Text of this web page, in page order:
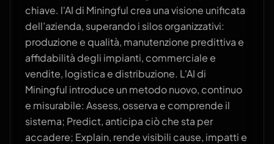
chiave. l'AI di Miningful crea una visione unificata
dell’azienda, superando i silos organizzativi:
produzione e qualità, manutenzione predittiva e
affidabilità degli impianti, commerciale e
vendite, logistica e distribuzione. L'AI di
Miningful introduce un metodo nuovo, continuo
e misurabile: Assess, osserva e comprende il
sistema; Predict, anticipa ciò che sta per
accadere; Explain, rende visibili cause, impatti e